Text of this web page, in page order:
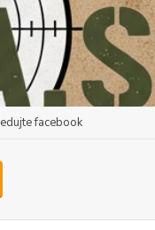
facebook